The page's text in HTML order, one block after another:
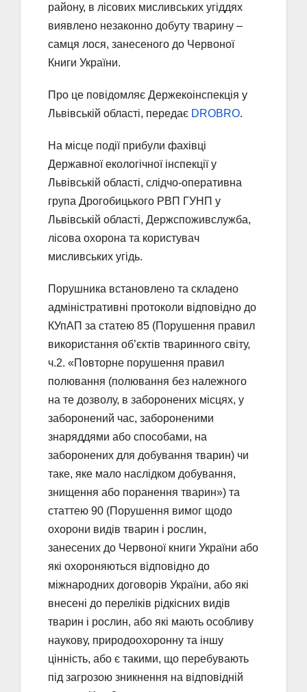
району, в лісових мисливських угіддях
виявлено незаконно добуту тварину –
самця лося, занесеного до Червоної
Книги України.
Про це повідомляє Держекоінспекція у
Львівській області, передає DROBRO.
На місце події прибули фахівці
Державної екологічної інспекції у
Львівській області, слідчо-оперативна
група Дрогобицького РВП ГУНП у
Львівській області, Держспоживслужба,
лісова охорона та користувач
мисливських угідь.
Порушника встановлено та складено
адміністративні протоколи відповідно до
КУпАП за статею 85 (Порушення правил
використання об’єктів тваринного світу,
ч.2. «Повторне порушення правил
полювання (полювання без належного
на те дозволу, в заборонених місцях, у
заборонений час, забороненими
знаряддями або способами, на
заборонених для добування тварин) чи
таке, яке мало наслідком добування,
знищення або поранення тварин») та
статтею 90 (Порушення вимог щодо
охорони видів тварин і рослин,
занесених до Червоної книги України або
які охороняються відповідно до
міжнародних договорів України, або які
внесені до переліків рідкісних видів
тварин і рослин, або які мають особливу
наукову, природоохоронну та іншу
цінність, або є такими, що перебувають
під загрозою зникнення на відповідній